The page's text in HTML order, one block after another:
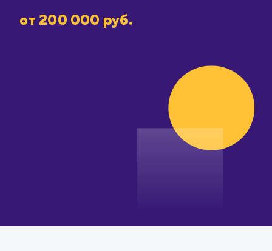
Ваши бизнес-процессы могут быть
от 200 000 руб.